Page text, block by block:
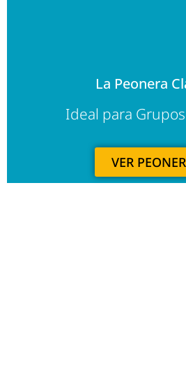
La Peonera
Ideal para
VER